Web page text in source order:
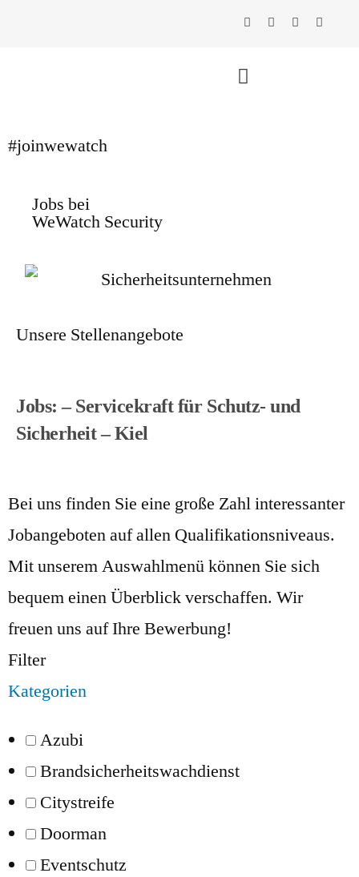
#joinwewatch
Jobs bei
WeWatch Security
Unsere Stellenangebote
Jobs: – Servicekraft für Schutz- und
Sicherheit – Kiel
Bei uns finden Sie eine große Zahl interessanter
Jobangeboten auf allen Qualifikationsniveaus.
Mit unserem Auswahlmenü können Sie sich
bequem einen Überblick verschaffen. Wir
freuen uns auf Ihre Bewerbung!
Filter
Kategorien
Azubi
Brandsicherheitswachdienst
Citystreife
Doorman
Eventschutz